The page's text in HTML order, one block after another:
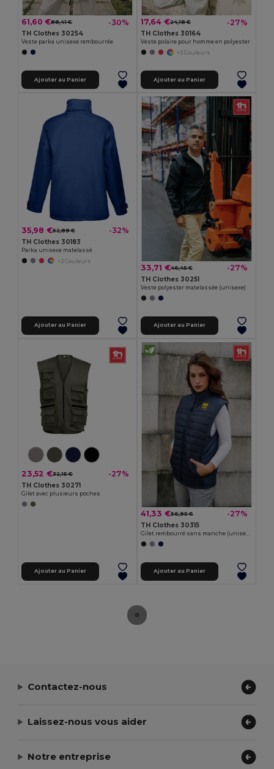
61,60 €88,41 € -30%
TH Clothes 30254
Veste parka unisexe rembourrée
Ajouter au Panier
17,64 €24,18 € -27%
TH Clothes 30164
Veste polaire pour homme en polyester
+3 Couleurs
Ajouter au Panier
35,98 €52,89 € -32%
TH Clothes 30183
Parka unisexe matelassé
+2 Couleurs
Ajouter au Panier
33,71 €46,45 € -27%
TH Clothes 30251
Veste polyester matelassée (unisexe)
Ajouter au Panier
23,52 €32,15 € -27%
TH Clothes 30271
Gilet avec plusieurs poches
Ajouter au Panier
41,33 €56,95 € -27%
TH Clothes 30315
Ajouter au Panier
Contactez-nous
Laissez-nous vous aider
Notre entreprise